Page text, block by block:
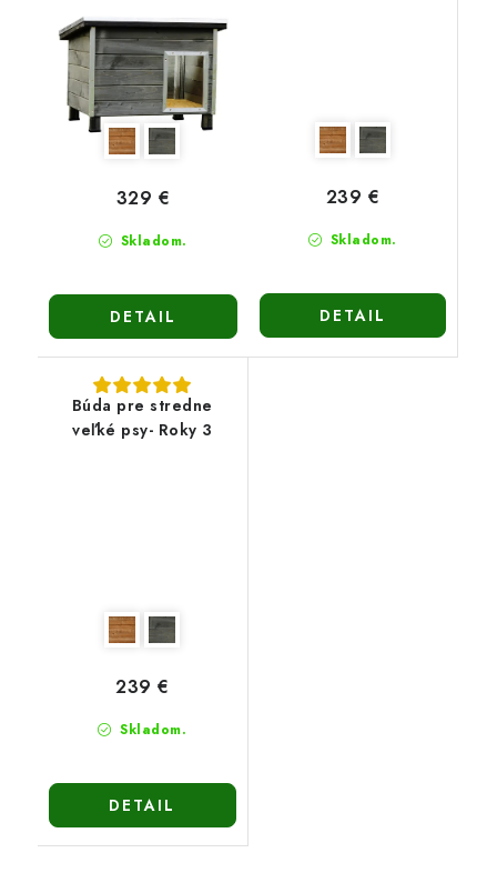
Skladom.
329 €
DETAIL
Skladom.
239 €
DETAIL
Búda pre stredne
veľké psy- Roky 3
Skladom.
239 €
DETAIL